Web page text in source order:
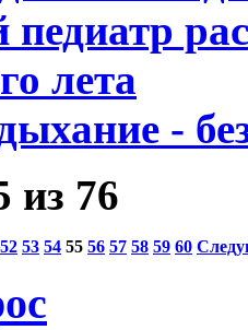
лета
-
из 76
52 53 54 55 56 57 58 59 60